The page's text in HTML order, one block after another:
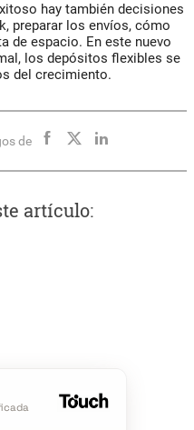
hay también decisiones
preparar los envíos, cómo
de espacio. En este nuevo
los depósitos flexibles se
del crecimiento.
de
artículo: